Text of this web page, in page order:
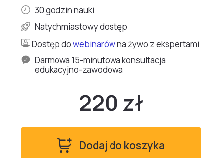
30 godzin nauki
Natychmiastowy dostęp
Dostęp dowebinarówna żywo z ekspertami
Darmowa 15-minutowa konsultacja
edukacyjno-zawodowa
220 zł
Dodaj do koszyka